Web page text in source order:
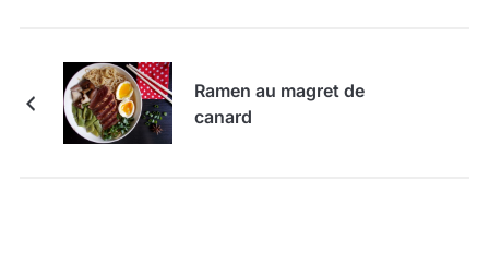
Ramen au magret de
canard